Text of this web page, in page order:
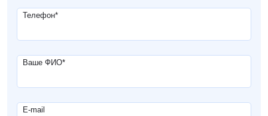
Телефон*
Ваше ФИО*
E-mail